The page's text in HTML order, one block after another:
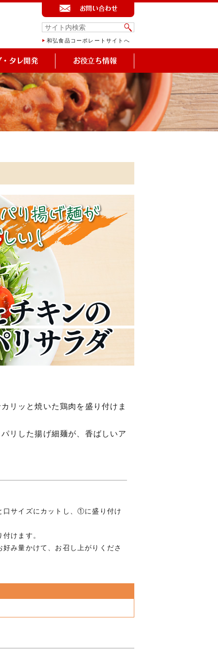
和弘食品コーポレートサイトへ
リッと焼いた鶏肉を盛り付けま
リした揚げ細麺が、香ばしいア
サイズにカットし、①に盛り付け
けます。
好み量かけて、お召し上がりくださ